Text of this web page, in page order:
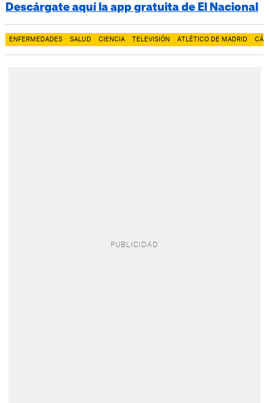
Descárgate aquí la app gratuita de El Nacional
ENFERMEDADES SALUD CIENCIA TELEVISIÓN ATLÉTICO DE MADRID